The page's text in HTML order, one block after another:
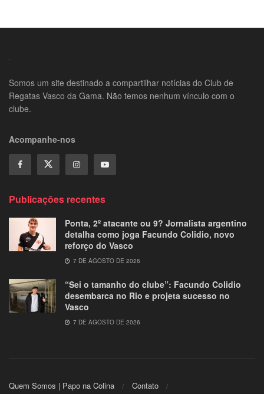
Somos um site destinado a compartilhar notícias do Club de
Regatas Vasco da Gama. Não temos nenhum vínculo com o
clube.
Acompanhe-nos
Publicações recentes
Ponta, 2º atacante ou 9? Jornalista argentino
detalha como joga Facundo Colidio, novo
reforço do Vasco
7 DE AGOSTO DE 2026
“Sei o tamanho do clube”: Facundo Colidio
desembarca no Rio e projeta sucesso no
Vasco
7 DE AGOSTO DE 2026
Quem Somos | Papo na Colina
Contato